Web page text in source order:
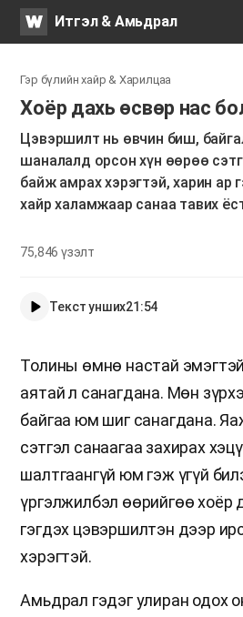
WATVИтгэл & Амьдрал
Гэр бүлийн хайр & Харилцаа
Хоёр дахь өсвөр нас
Цэвэршилт нь өвчин биш,
шаналалд орсон хүн өөрөө
байж амрах хэрэгтэй, харин ар
хайр халамжаар санаа тавих
75,846үзэлт
Текст унших21:54
Толины өмнө настай
аятай л санагдана. Мөн
байгаа юм шиг санагдана.
сэтгэл санаагаа захирах
шалтгаангүй юм гэж үгүй
үргэлжилбэл өөрийгөө хоёр
гэгдэх цэвэршилтэн дээр
хэрэгтэй.
Амьдрал гэдэг улиран одох